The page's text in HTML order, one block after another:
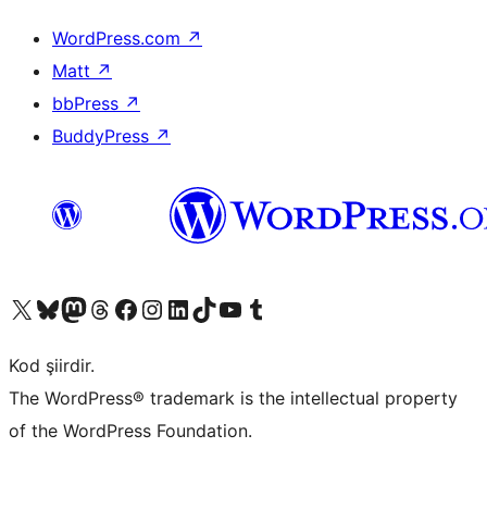
WordPress.com ↗
Matt ↗
bbPress ↗
BuddyPress ↗
X (eski Twitter) hesabımıza bakın
Bluesky hesabımızı ziyaret edinMastodon hesabımızı ziyaret edinThreads hesabımızı ziyaret edinFacebook sayfamızı ziyaret edinInstagram hesabımızı ziyaret edinLinkedIn hesabımızı ziyaret edinTikTok hesabımızı ziyaret edinYouTube kanalımızı ziyaret edinTumblr hesabımızı ziyaret edin
Kod şiirdir.
The WordPress® trademark is the intellectual property
of the WordPress Foundation.